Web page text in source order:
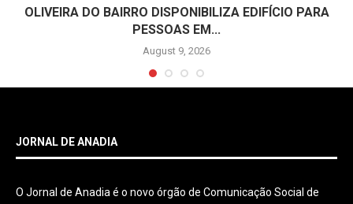
OLIVEIRA DO BAIRRO DISPONIBILIZA EDIFÍCIO PARA
PESSOAS EM...
August 9, 2026
JORNAL DE ANADIA
O Jornal de Anadia é o novo órgão de Comunicação Social de